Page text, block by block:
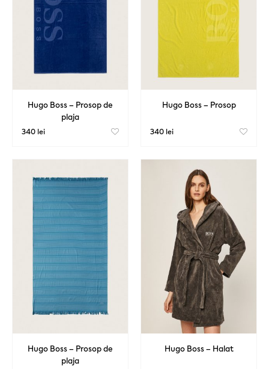
Hugo Boss – Prosop de
plaja
340 lei
Hugo Boss – Prosop
340 lei
Hugo Boss – Prosop de
plaja
Hugo Boss – Halat